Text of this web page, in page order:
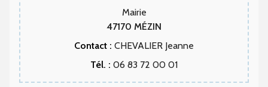
Mairie
47170 MÉZIN
Contact : CHEVALIER Jeanne
Tél. : 06 83 72 00 01